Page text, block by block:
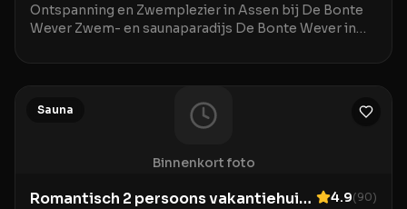
Ontspanning en Zwemplezier in Assen bij De Bonte
Wever Zwem- en saunaparadijs De Bonte Wever in
van
Binnenkort foto
Sauna
Romantisch 2 persoons vakantiehuis
4.9(90)